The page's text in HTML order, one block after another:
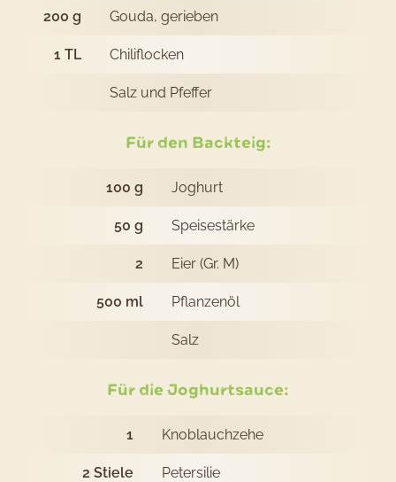
200 g Gouda, gerieben
1 TL Chiliflocken
Salz und Pfeffer
Für den Backteig:
100 g Joghurt
50 g Speisestärke
2 Eier (Gr. M)
500 ml Pflanzenöl
Salz
Für die Joghurtsauce:
1 Knoblauchzehe
2 Stiele Petersilie